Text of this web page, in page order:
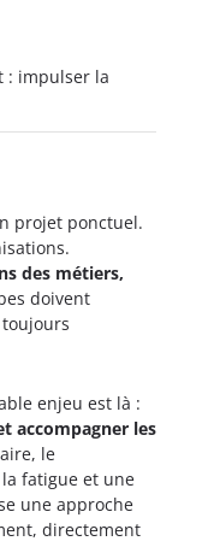
: impulser la
projet ponctuel.
des métiers,
doivent
enjeu est là :
accompagner les
le
fatigue et une
une approche
directement